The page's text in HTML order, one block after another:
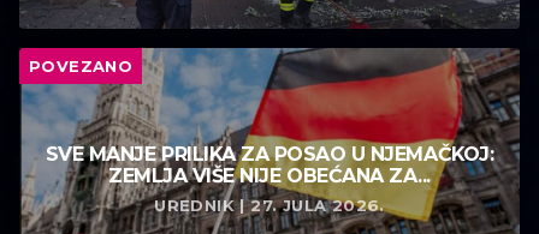
POVEZANO
SVE MANJE PRILIKA ZA POSAO U NJEMAČKOJ:
ZEMLJA VIŠE NIJE OBEĆANA ZA...
UREDNIK | 27. JULA 2026.